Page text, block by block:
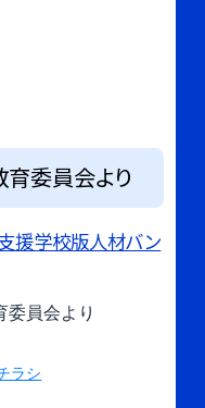
委員会より
援学校版人材バン
委員会より
ラシ